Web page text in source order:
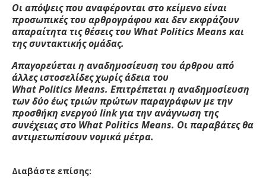
Οι απόψεις που αναφέρονται στο κείμενο είναι
προσωπικές του αρθρογράφου και δεν εκφράζουν
απαραίτητα τις θέσεις του WhatPolitics Means και
της συντακτικής ομάδας.
Απαγορεύεται η αναδημοσίευση του άρθρου από
άλλες ιστοσελίδες χωρίς άδεια του
WhatPolitics Means. Επιτρέπεται η αναδημοσίευση
των δύο έως τριών πρώτων παραγράφων με την
προσθήκη ενεργούlinkγια την ανάγνωση της
συνέχειας στο WhatPolitics Means. Οι παραβάτες θα
αντιμετωπίσουν νομικά μέτρα.
Διαβάστε επίσης: